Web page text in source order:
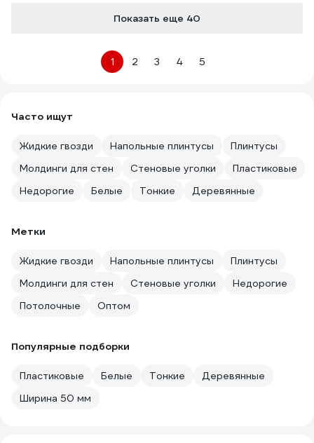
Показать еще 40
1 2 3 4 5
Часто ищут
Жидкие гвозди Напольные плинтусы
Плинтусы
Молдинги для стен
Стеновые уголки
Пластиковые
Недорогие
Белые Тонкие Деревянные
Метки
Жидкие гвозди Напольные плинтусы
Плинтусы
Молдинги для стен
Стеновые уголки
Недорогие
Потолочные
Оптом
Популярные подборки
Пластиковые Белые Тонкие
Деревянные
Ширина 50 мм